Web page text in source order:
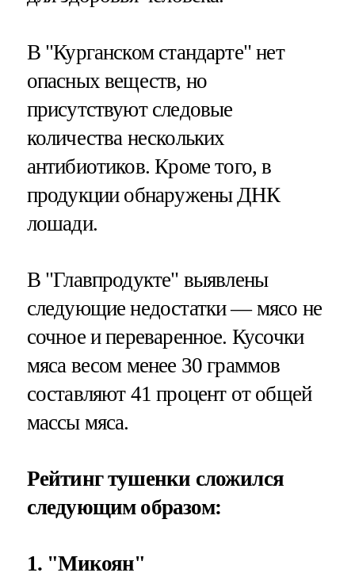
В "Курганском стандарте" нет
опасных веществ, но
присутствуют следовые
количества нескольких
антибиотиков. Кроме того, в
продукции обнаружены ДНК
лошади.
В "Главпродукте" выявлены
следующие недостатки — мясо не
сочное и переваренное. Кусочки
мяса весом менее 30 граммов
составляют 41 процент от общей
массы мяса.
Рейтинг тушенки сложился
следующим образом:
1. "Микоян"